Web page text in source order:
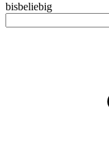
bisbeliebig